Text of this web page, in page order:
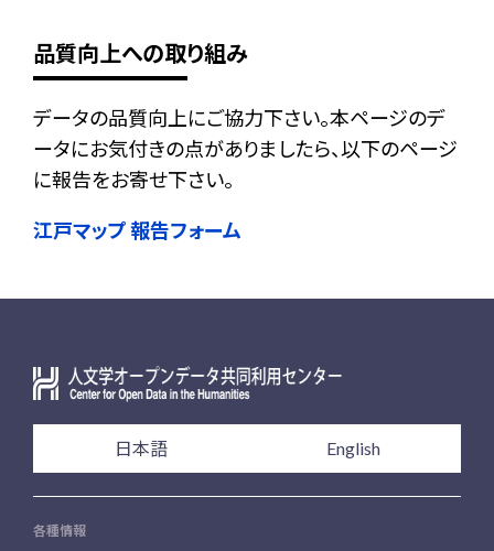
品質向上への取り組み
データの品質向上にご協力下さい。本ページのデ
ータにお気付きの点がありましたら、以下のページ
に報告をお寄せ下さい。
江戸マップ 報告フォーム
日本語 English
各種情報